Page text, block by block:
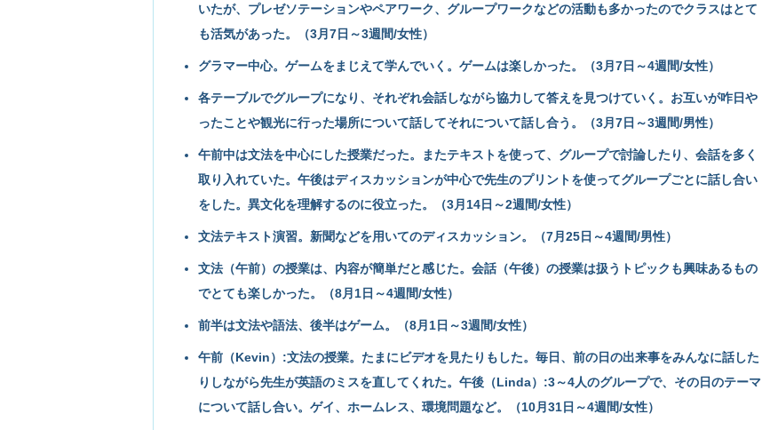
いたが、プレゼソテーションやペアワーク、グループワークなどの活動も多かったのでクラスはとて
も活気があった。（3月7日～3週間/女性）
グラマー中心。ゲームをまじえて学んでいく。ゲームは楽しかった。（3月7日～4週間/女性）
各テーブルでグループになり、それぞれ会話しながら協力して答えを見つけていく。お互いが咋日や
ったことや観光に行った場所について話してそれについて話し合う。（3月7日～3週間/男性）
午前中は文法を中心にした授業だった。またテキストを使って、グループで討論したり、会話を多く
取り入れていた。午後はディスカッションが中心で先生のプリントを使ってグループごとに話し合い
をした。異文化を理解するのに役立った。（3月14日～2週間/女性）
文法テキスト演習。新聞などを用いてのディスカッション。（7月25日～4週間/男性）
文法（午前）の授業は、内容が簡単だと感じた。会話（午後）の授業は扱うトピックも興味あるもの
でとても楽しかった。（8月1日～4週間/女性）
前半は文法や語法、後半はゲーム。（8月1日～3週間/女性）
午前（Kevin）:文法の授業。たまにビデオを見たりもした。毎日、前の日の出来事をみんなに話した
りしながら先生が英語のミスを直してくれた。午後（Linda）:3～4人のグループで、その日のテーマ
について話し合い。ゲイ、ホームレス、環境問題など。（10月31日～4週間/女性）